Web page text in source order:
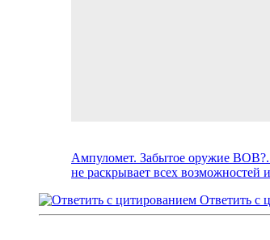
Ампуломет. Забытое оружие ВОВ?.
не раскрывает всех возможностей
Ответить с